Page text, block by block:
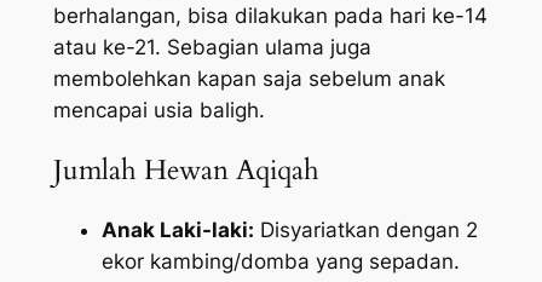
berhalangan, bisa dilakukan pada hari ke-14
atau ke-21. Sebagian ulama juga
membolehkan kapan saja sebelum anak
mencapai usia baligh.
Jumlah Hewan Aqiqah
Anak Laki-laki: Disyariatkan dengan 2
ekor kambing/domba yang sepadan.